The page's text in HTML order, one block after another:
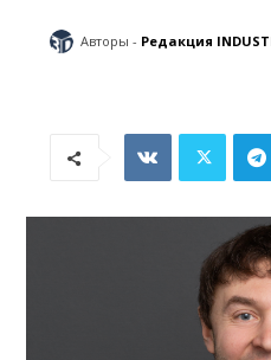
Авторы - Редакция